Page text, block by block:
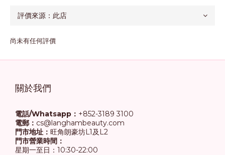
尚未有任何評價
關於我們
電話/Whatsapp： +852-3189 3100
電郵： cs@langhambeauty.com
門市地址： 旺角朗豪坊L1及L2
門市營業時間：
星期一至日：10:30-22:00